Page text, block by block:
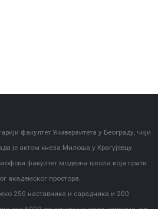
факултет Универзитета у Београду, чији
је актом кнеза Милоша у Крагујевцу
факултет модерна школа која прати
академског простора.
250 наставника и сарадника и 200